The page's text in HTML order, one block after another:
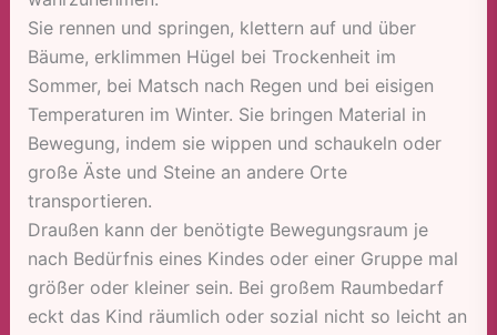
Sie rennen und springen, klettern auf und über
Bäume, erklimmen Hügel bei Trockenheit im
Sommer, bei Matsch nach Regen und bei eisigen
Temperaturen im Winter. Sie bringen Material in
Bewegung, indem sie wippen und schaukeln oder
große Äste und Steine an andere Orte
transportieren.
Draußen kann der benötigte Bewegungsraum je
nach Bedürfnis eines Kindes oder einer Gruppe mal
größer oder kleiner sein. Bei großem Raumbedarf
eckt das Kind räumlich oder sozial nicht so leicht an